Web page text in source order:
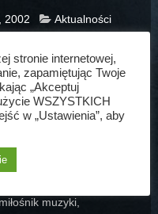
2002 Aktualności
kolekcjoner
muzyki,
stronie internetowej,
zapamiętując Twoje
„Akceptuj
WSZYSTKICH
w „Ustawienia”, aby